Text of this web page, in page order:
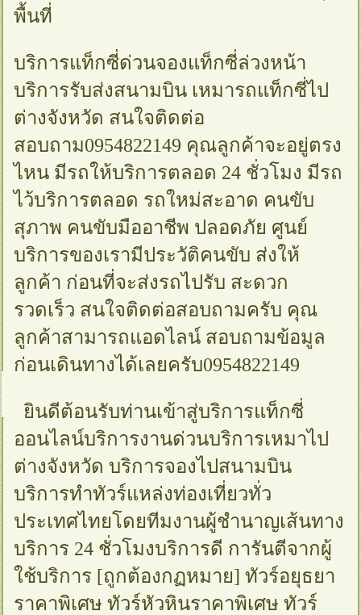
พื้นที่
บริการแท็กซี่ด่วนจองแท็กซี่ล่วงหน้า
บริการรับส่งสนามบิน เหมารถแท็กซี่ไป
ต่างจังหวัด สนใจติดต่อ
สอบถาม0954822149 คุณลูกค้าจะอยู่ตรง
ไหน มีรถให้บริการตลอด 24 ชั่วโมง มีรถ
ไว้บริการตลอด รถใหม่สะอาด คนขับ
สุภาพ คนขับมืออาชีพ ปลอดภัย ศูนย์
บริการของเรามีประวัติคนขับ ส่งให้
ลูกค้า ก่อนที่จะส่งรถไปรับ สะดวก
รวดเร็ว สนใจติดต่อสอบถามครับ คุณ
ลูกค้าสามารถแอดไลน์ สอบถามข้อมูล
ก่อนเดินทางได้เลยครับ0954822149
ยินดีต้อนรับท่านเข้าสู่บริการแท็กซี่
ออนไลน์บริการงานด่วนบริการเหมาไป
ต่างจังหวัด บริการจองไปสนามบิน
บริการทำทัวร์แหล่งท่องเที่ยวทั่ว
ประเทศไทยโดยทีมงานผู้ชำนาญเส้นทาง
บริการ 24 ชั่วโมงบริการดี การันตีจากผู้
ใช้บริการ [ถูกต้องกฏหมาย] ทัวร์อยุธยา
ราคาพิเศษ ทัวร์หัวหินราคาพิเศษ ทัวร์